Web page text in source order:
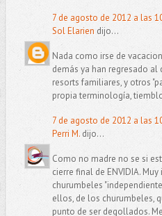
7 de agosto de 2012 a las
Sol Elarien dijo...
Nada como irse de
demás ya han regresado
resorts familiares, y otros
propia terminología,
7 de agosto de 2012 a las
Perri M.dijo...
Como no madre no se si
cierre final de ENVIDIA.
churumbeles
ellos, de los churumbeles,
punto de ser degollados.